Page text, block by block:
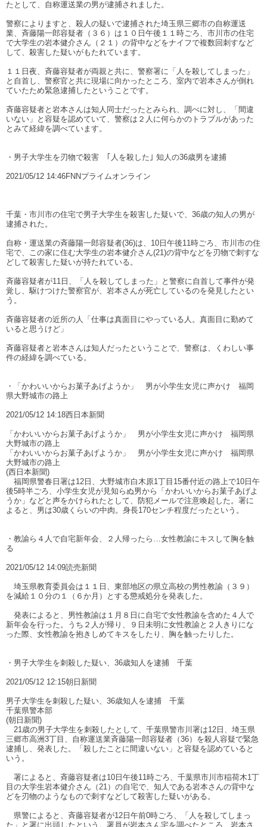
たとして、自称運送業の男が逮捕されました。
警察によりますと、殺人の疑いで逮捕された埼玉県三郷市の自称運送
業、斉藤陽一郎容疑者（３６）は１０日午後１１時ごろ、市川市の住宅
で大学生の岩本健介さん（２１）の背中などをナイフで複数回刺すなど
して、殺害した疑いがもたれています。
１１日夜、斉藤容疑者が両親と共に、警察署に「人を殺してしまった」
と自首し、警察官と共に現場に向かったところ、室内で岩本さんが倒れ
ていたため緊急逮捕したということです。
斉藤容疑者と岩本さんは知人同士だったとみられ、調べに対し、「間違
いない」と容疑を認めていて、警察は２人に何らかのトラブルがあった
とみて経緯を調べています。
・男子大学生を刃物で殺害 ｢人を殺した｣ 知人の36歳男を逮捕
2021/05/12 14:46FNNプライムオンライン
千葉・市川市の住宅で男子大学生を殺害した疑いで、36歳の知人の男が
逮捕された。
自称・運送業の斉藤陽一郎容疑者(36)は、10日午後11時ごろ、市川市の住
宅で、この家に住む大学生の岩本健介さん(21)の背中などを刃物で刺すな
どして殺害した疑いが持たれている。
斉藤容疑者が11日、「人を殺してしまった」と警察に自首して事件が発
覚し、駆けつけた警察官が、岩本さんが死亡しているのを発見したとい
う。
斉藤容疑者の近所の人「仕事は真面目にやっている人。真面目に勤めて
いると思うけど」
斉藤容疑者と岩本さんは知人だったということで、警察は、くわしい事
件の経緯を調べている。
・「かわいいからお菓子あげようか」 男が小学生女児に声かけ 福岡
県大野城市の路上
2021/05/12 14:18西日本新聞
「かわいいからお菓子あげようか」 男が小学生女児に声かけ 福岡県
大野城市の路上
「かわいいからお菓子あげようか」 男が小学生女児に声かけ 福岡県
大野城市の路上
(西日本新聞)
福岡県警春日署は12日、大野城市白木原1丁目15番付近の路上で10日午
後5時半ごろ、小学生女児が見知らぬ男から「かわいいからお菓子あげよ
うか」などと声をかけられたとして、防犯メールで注意喚起した。署に
よると、男は30歳くらいの中肉。身長170センチ程度だったという。
・教諭ら４人で自宅新年会、２人帰ったら…女性教諭にキスして胸を触
る
2021/05/12 14:09読売新聞
埼玉県教育委員会は１１日、東部地区の県立高校の男性教諭（３９）
を減給１０分の１（６か月）とする懲戒処分を発表した。
発表によると、男性教諭は１月８日に自宅で女性教諭を含めた４人で
新年会を行った。うち２人が帰り、９日未明に女性教諭と２人きりにな
った際、女性教諭を抱きしめてキスをしたり、胸を触ったりした。
・男子大学生を刺殺した疑い、36歳知人を逮捕 千葉
2021/05/12 12:15朝日新聞
男子大学生を刺殺した疑い、36歳知人を逮捕 千葉
千葉県警本部
(朝日新聞)
21歳の男子大学生を刺殺したとして、千葉県警市川署は12日、埼玉県
三郷市高洲3丁目、自称運送業斉藤陽一郎容疑者（36）を殺人容疑で緊急
逮捕し、発表した。「殺したことに間違いない」と容疑を認めていると
いう。
署によると、斉藤容疑者は10日午後11時ごろ、千葉県市川市稲荷木1丁
目の大学生岩本健介さん（21）の自宅で、知人である岩本さんの背中な
どを刃物のようなもので刺すなどして殺害した疑いがある。
県警によると、斉藤容疑者が12日午前0時ごろ、「人を殺してしまっ
た」と署に出頭したという。署員が岩本さん宅を調べたところ、岩本さ